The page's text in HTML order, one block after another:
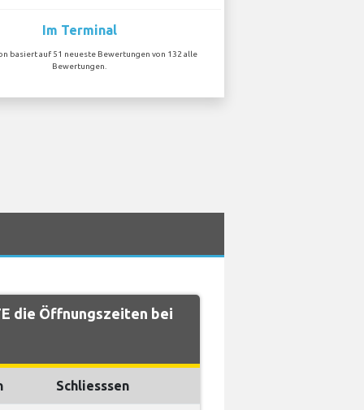
Im Terminal
basiert auf 51 neueste Bewertungen von 132 alle
Bewertungen.
die Öffnungszeiten bei
Schliesssen